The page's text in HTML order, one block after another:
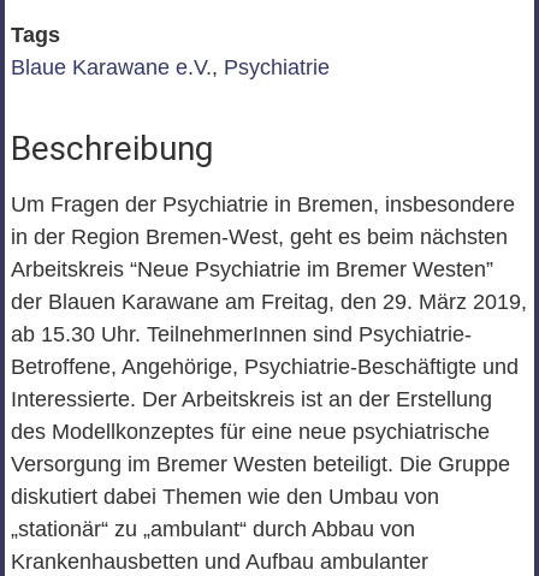
Tags
Blaue Karawane e.V., Psychiatrie
Beschreibung
Um Fragen der Psychiatrie in Bremen, insbesondere
in der Region Bremen-West, geht es beim nächsten
Arbeitskreis “Neue Psychiatrie im Bremer Westen”
der Blauen Karawane am Freitag, den 29. März 2019,
ab 15.30 Uhr. TeilnehmerInnen sind Psychiatrie-
Betroffene, Angehörige, Psychiatrie-Beschäftigte und
Interessierte. Der Arbeitskreis ist an der Erstellung
des Modellkonzeptes für eine neue psychiatrische
Versorgung im Bremer Westen beteiligt. Die Gruppe
diskutiert dabei Themen wie den Umbau von
„stationär“ zu „ambulant“ durch Abbau von
Krankenhausbetten und Aufbau ambulanter